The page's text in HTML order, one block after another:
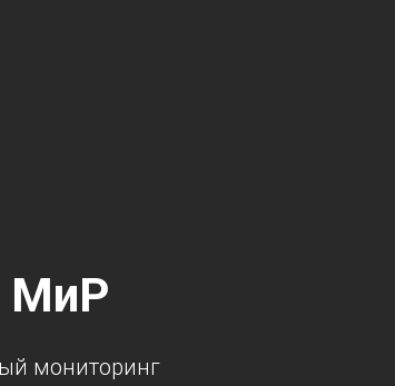
МиР
мониторинг